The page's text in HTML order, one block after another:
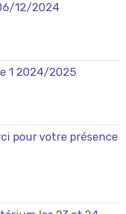
12/2024
1 2024/2025
pour votre présence